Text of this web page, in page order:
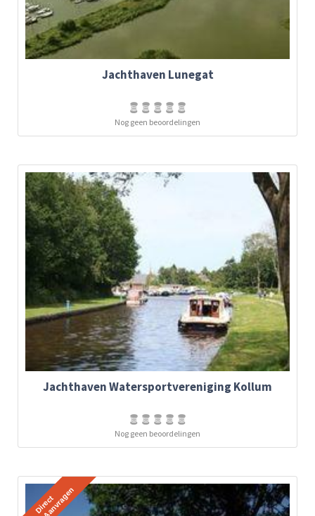
Jachthaven Lunegat
Nog geen beoordelingen
Jachthaven Watersportvereniging Kollum
Nog geen beoordelingen